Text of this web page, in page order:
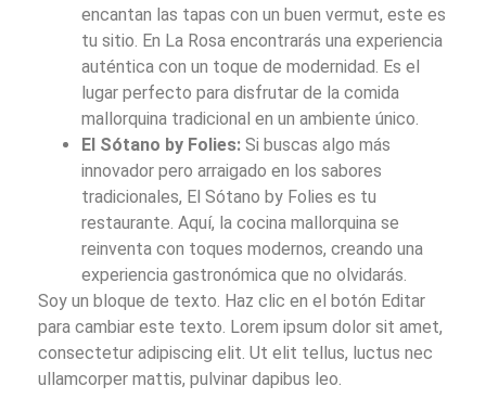
encantan las tapas con un buen vermut, este es
tu sitio. En La Rosa encontrarás una experiencia
auténtica con un toque de modernidad. Es el
lugar perfecto para disfrutar de la comida
mallorquina tradicional en un ambiente único.
El Sótano by Folies: Si buscas algo más
innovador pero arraigado en los sabores
tradicionales, El Sótano by Folies es tu
restaurante. Aquí, la cocina mallorquina se
reinventa con toques modernos, creando una
experiencia gastronómica que no olvidarás.
Soy un bloque de texto. Haz clic en el botón Editar
para cambiar este texto. Lorem ipsum dolor sit amet,
consectetur adipiscing elit. Ut elit tellus, luctus nec
ullamcorper mattis, pulvinar dapibus leo.